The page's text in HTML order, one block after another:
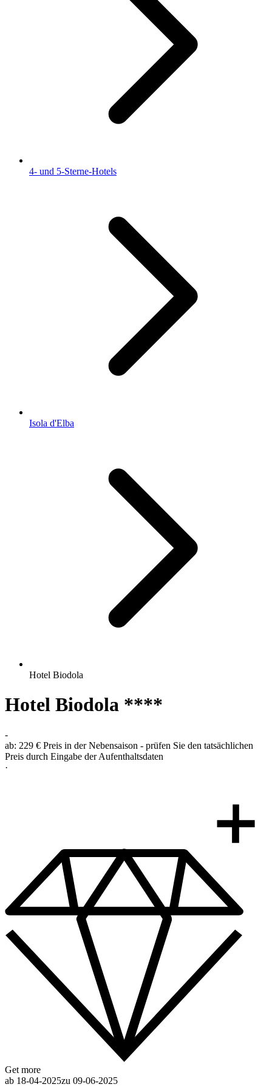
4- und 5-Sterne-Hotels
Isola d'Elba
Hotel Biodola
Hotel Biodola ****
-
ab: 229 € Preis in der Nebensaison - prüfen Sie den tatsächlichen
Preis durch Eingabe der Aufenthaltsdaten
·
Get more
ab 18-04-2025zu 09-06-2025